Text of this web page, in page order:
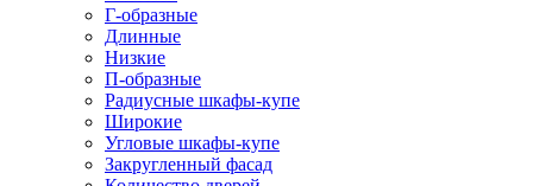
Г-образные
Длинные
Низкие
П-образные
Радиусные шкафы-купе
Широкие
Угловые шкафы-купе
Закругленный фасад